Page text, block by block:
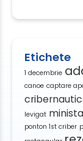
Etichete
1 decembrie
canoe captare
levigat
ponton 1st criber